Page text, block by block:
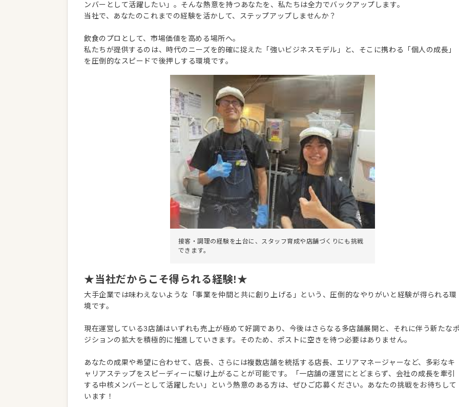
ンバーとして活躍したい」。そんな熱意を持つあなたを、私たちは全力でバックアップします。
当社で、あなたのこれまでの経験を活かして、ステップアップしませんか？
飲食のプロとして、市場価値を高める場所へ。
私たちが提供するのは、時代のニーズを的確に捉えた「強いビジネスモデル」と、そこに携わる「個人の成長」
を圧倒的なスピードで後押しする環境です。
接客・調理の経験を土台に、スタッフ育成や店舗づくりにも挑戦
できます。
★当社だからこそ得られる経験!★
大手企業では味わえないような「事業を仲間と共に創り上げる」という、圧倒的なやりがいと経験が得られる環
境です。
現在運営している3店舗はいずれも売上が極めて好調であり、今後はさらなる多店舗展開と、それに伴う新たな
ジションの拡大を積極的に推進していきます。そのため、ポストに空きを待つ必要はありません。
あなたの成果や希望に合わせて、店長、さらには複数店舗を統括する店長、エリアマネージャーなど、多彩なキ
ャリアステップをスピーディーに駆け上がることが可能です。「一店舗の運営にとどまらず、会社の成長を牽引
する中核メンバーとして活躍したい」という熱意のある方は、ぜひご応募ください。あなたの挑戦をお待ちして
います！